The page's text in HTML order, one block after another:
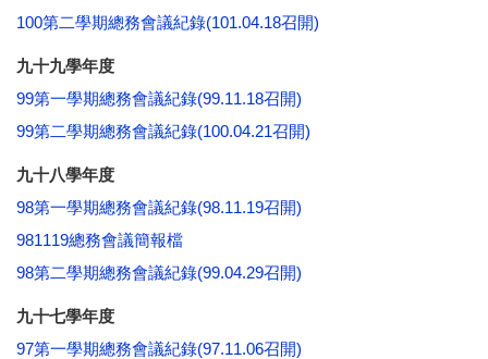
100第二學期總務會議紀錄(101.04.18召開)
九十九學年度
99第一學期總務會議紀錄(99.11.18召開)
99第二學期總務會議紀錄(100.04.21召開)
九十八學年度
98第一學期總務會議紀錄(98.11.19召開)
981119總務會議簡報檔
98第二學期總務會議紀錄(99.04.29召開)
九十七學年度
97第一學期總務會議紀錄(97.11.06召開)